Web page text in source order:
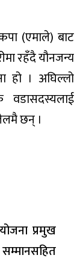
(एमाले) बाट
रहँदै यौनजन्य
हो । अघिल्लो
वडासदस्यलाई
छन् ।
प्रमुख